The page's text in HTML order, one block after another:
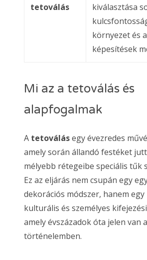
tetoválás
kiválasztása
környezet és
képesítések
Mi az a tetoválás és
alapfogalmak
A tetoválásegy évezredes
amely során állandó festéket
mélyebb rétegeibe speciális tűk
Ez az eljárás nem csupán egy
dekorációs módszer, hanem
kulturális és személyes
amely évszázadok óta jelen van
történelemben.